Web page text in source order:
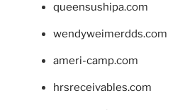
queensushipa.com
wendyweimerdds.com
ameri-camp.com
hrsreceivables.com